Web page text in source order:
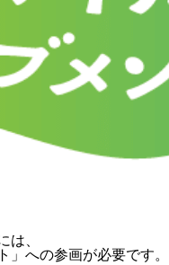
は、
」への参画が必要です。